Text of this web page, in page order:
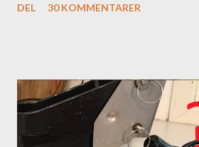
DEL 30 KOMMENTARER